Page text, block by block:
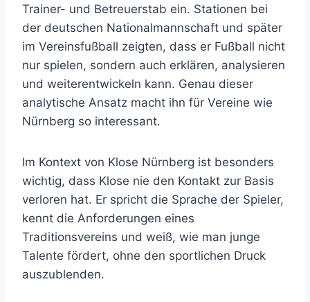
Trainer- und Betreuerstab ein. Stationen bei
der deutschen Nationalmannschaft und später
im Vereinsfußball zeigten, dass er Fußball nicht
nur spielen, sondern auch erklären, analysieren
und weiterentwickeln kann. Genau dieser
analytische Ansatz macht ihn für Vereine wie
Nürnberg so interessant.
Im Kontext von Klose Nürnberg ist besonders
wichtig, dass Klose nie den Kontakt zur Basis
verloren hat. Er spricht die Sprache der Spieler,
kennt die Anforderungen eines
Traditionsvereins und weiß, wie man junge
Talente fördert, ohne den sportlichen Druck
auszublenden.